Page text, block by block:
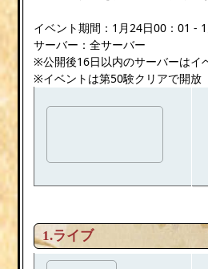
イベント期間：1月24日00：01 -
サーバー：全サーバー
※公開後16日以内のサーバーはイ
※イベントは第50験クリアで開放
1.ライブ